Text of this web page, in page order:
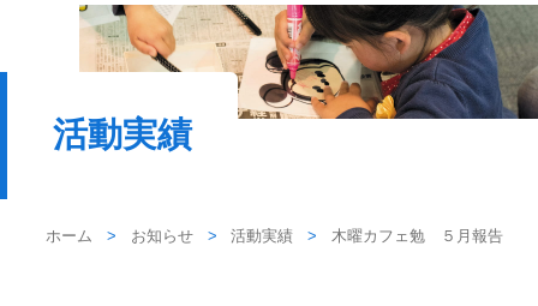
活動実績
ホーム お知らせ 活動実績 木曜カフェ勉 ５月報告